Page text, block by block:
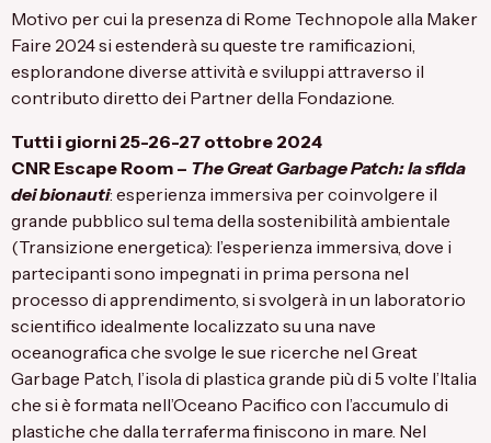
Motivo per cui la presenza di Rome Technopole alla Maker
Faire 2024 si estenderà su queste tre ramificazioni,
esplorandone diverse attività e sviluppi attraverso il
contributo diretto dei Partner della Fondazione.
Tutti i giorni 25-26-27 ottobre 2024
CNR Escape Room – The Great Garbage Patch: la sfida
dei bionauti: esperienza immersiva per coinvolgere il
grande pubblico sul tema della sostenibilità ambientale
(Transizione energetica): l’esperienza immersiva, dove i
partecipanti sono impegnati in prima persona nel
processo di apprendimento, si svolgerà in un laboratorio
scientifico idealmente localizzato su una nave
oceanografica che svolge le sue ricerche nel Great
Garbage Patch, l’isola di plastica grande più di 5 volte l’Italia
che si è formata nell’Oceano Pacifico con l’accumulo di
plastiche che dalla terraferma finiscono in mare. Nel